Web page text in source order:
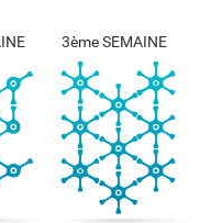
3ème SEMAINE